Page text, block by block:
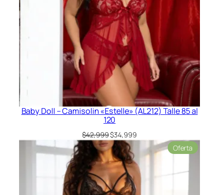
Baby Doll – Camisolin «Estelle» (AL212) Talle 85 al
120
$42,999El
precio
original
era:
$42,999.
$34,999El
precio
actual
es:
$34,999.
Oferta
en